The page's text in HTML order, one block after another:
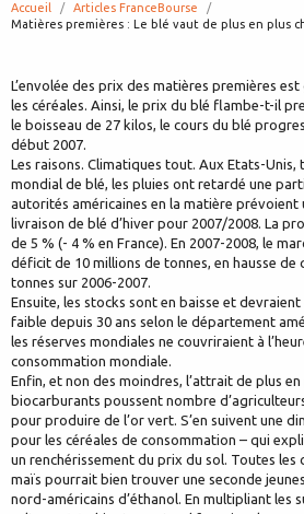
Accueil
Articles FranceBourse
page:
Matières premières : Le blé vaut de plus en plus
L’envolée des prix des matières premières
les céréales. Ainsi, le prix du blé flambe-t-il
le boisseau de 27 kilos, le cours du blé
début 2007.
Les raisons. Climatiques tout. Aux Etats-
mondial de blé, les pluies ont retardé une
autorités américaines en la matière prévoient
livraison de blé d’hiver pour 2007/2008. La
de 5 % (- 4 % en France). En 2007-2008, le
déficit de 10 millions de tonnes, en hausse de
tonnes sur 2006-2007.
Ensuite, les stocks sont en baisse et
faible depuis 30 ans selon le département
les réserves mondiales ne couvriraient à
consommation mondiale.
Enfin, et non des moindres, l’attrait de plus
biocarburants poussent nombre
pour produire de l’or vert. S’en suivent une
pour les céréales de consommation – qui
un renchérissement du prix du sol. Toutes les
maïs pourrait bien trouver une seconde
nord-américains d’éthanol. En multipliant les